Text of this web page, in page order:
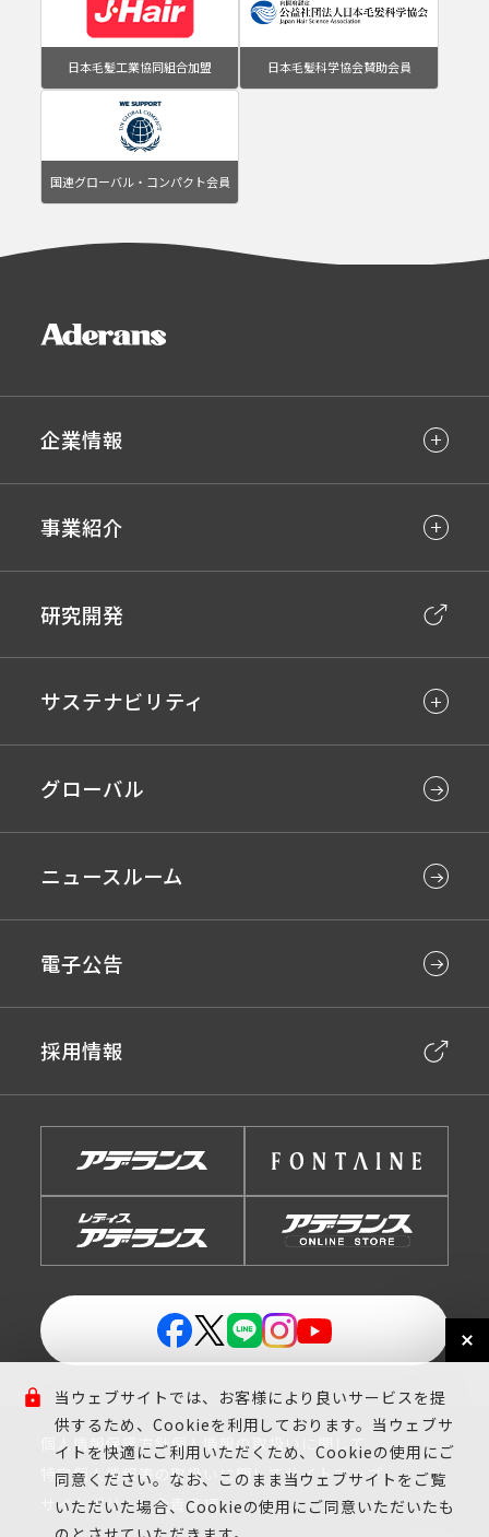
日本毛髪工業協同組合加盟 日本毛髪科学協会賛助会員
国連グローバル・コンパクト会員
企業情報
事業紹介
研究開発
サステナビリティ
グローバル
ニュースルーム
電子公告
採用情報
個人情報保護方針個人情報の取扱いに関して
特定個人情報等の取扱いに関してサイトマップ
サイトポリシー免責事項
当ウェブサイトでは、お客様により良いサービスを提
供するため、Cookieを利用しております。当ウェブサ
イトを快適にご利用いただくため、Cookieの使用にご
同意ください。なお、このまま当ウェブサイトをご覧
いただいた場合、Cookieの使用にご同意いただいたも